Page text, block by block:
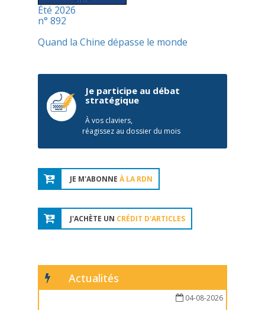
Été 2026
n° 892
Quand la Chine dépasse le monde
Je participe au débat
stratégique
À vos claviers,
réagissez au dossier du mois
JE M'ABONNE À LA RDN
J'ACHÈTE UN CRÉDIT D'ARTICLES
Actualités
04-08-2026